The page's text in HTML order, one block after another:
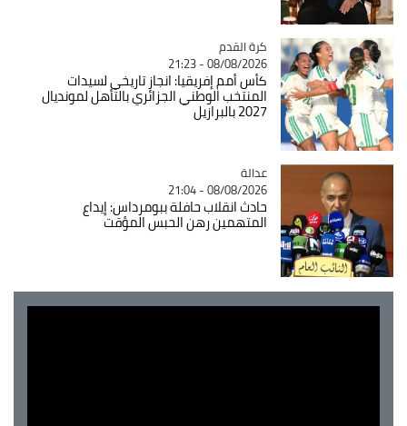
Catégorie
كرة القدم
08/08/2026 - 21:23
كأس أمم إفريقيا: انجاز تاريخي لسيدات
المنتخب الوطني الجزائري بالتأهل لمونديال
2027 بالبرازيل
Catégorie
عدالة
08/08/2026 - 21:04
حادث انقلاب حافلة ببومرداس: إيداع
المتهمين رهن الحبس المؤقت